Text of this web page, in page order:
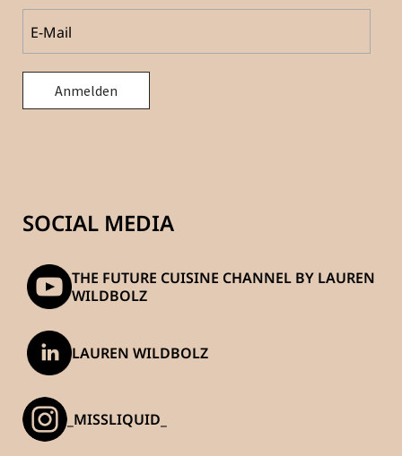
SOCIAL MEDIA
THE FUTURE CUISINE CHANNEL BY LAUREN
WILDBOLZ
LAUREN WILDBOLZ
_MISSLIQUID_